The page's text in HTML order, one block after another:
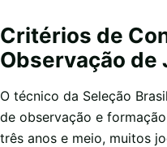
Critérios de
Observação de
O técnico da Seleção
de observação e
três anos e meio, muitos